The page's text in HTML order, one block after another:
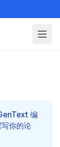
编
你的论